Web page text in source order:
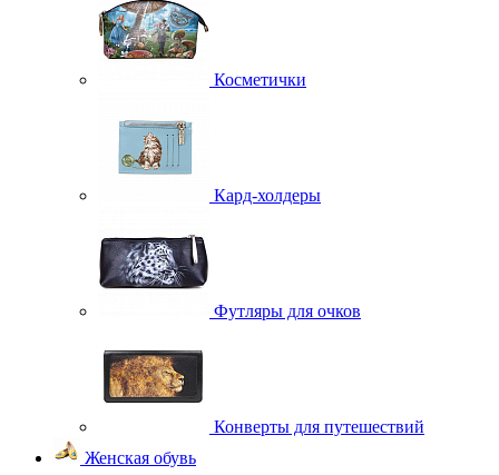
Косметички
Кард-холдеры
Футляры для очков
Конверты для путешествий
Женская обувь